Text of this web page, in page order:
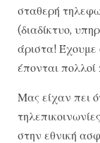
σταθερή
(διαδίκτυο,
άριστα! Έχουμε
έπονται
Μας είχαν πει
στην εθνική